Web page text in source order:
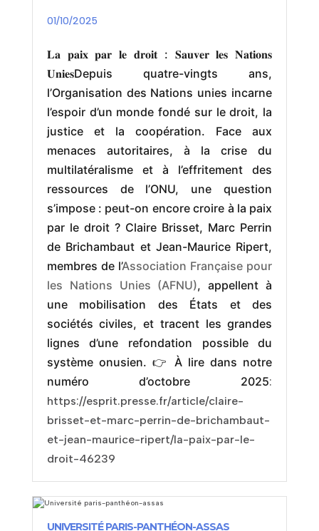
𝐋𝐚 𝐩𝐚𝐢𝐱 𝐩𝐚𝐫 𝐥𝐞 𝐝𝐫𝐨𝐢𝐭 : 𝐒𝐚𝐮𝐯𝐞𝐫 𝐥𝐞𝐬 𝐍𝐚𝐭𝐢𝐨𝐧𝐬
𝐔𝐧𝐢𝐞𝐬Depuis quatre-vingts ans,
l’Organisation des Nations unies incarne
l’espoir d’un monde fondé sur le droit, la
justice et la coopération. Face aux
menaces autoritaires, à la crise du
multilatéralisme et à l’effritement des
ressources de l’ONU, une question
s’impose : peut-on encore croire à la paix
par le droit ? Claire Brisset, Marc Perrin
de Brichambaut et Jean-Maurice Ripert,
membres de l’Association Française pour
les Nations Unies (AFNU), appellent à
une mobilisation des États et des
sociétés civiles, et tracent les grandes
lignes d’une refondation possible du
système onusien. 👉 À lire dans notre
numéro d’octobre 2025:
https://esprit.presse.fr/article/claire-
brisset-et-marc-perrin-de-brichambaut-
et-jean-maurice-ripert/la-paix-par-le-
droit-46239
01/10/2025
UNIVERSITÉ PARIS-PANTHÉON-ASSAS